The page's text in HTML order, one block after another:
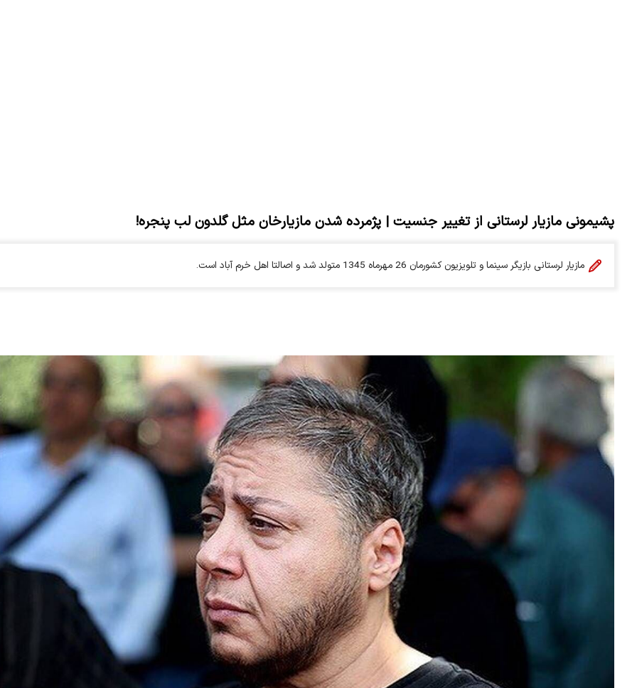
پشیمونی مازیار لرستانی از تغییر جنسیت | پژمرده شدن مازیارخان مثل گلدون لب پنجره!
مازیار لرستانی بازیگر سینما و تلویزیون کشورمان 26 مهرماه 1345 متولد شد و اصالتا اهل خرم آباد است.